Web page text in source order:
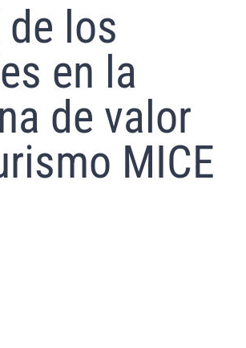
de los
en la
de valor
MICE